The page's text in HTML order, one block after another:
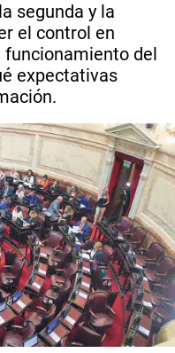
segunda y la
el control en
del
expectativas